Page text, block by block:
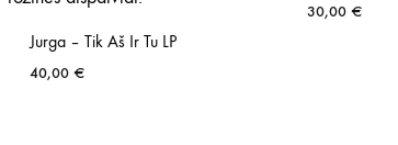
Jurga – Tik Aš Ir Tu LP
40,00 €
30,00 €